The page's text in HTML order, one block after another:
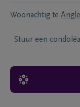
Woonachtig te
Stuur een